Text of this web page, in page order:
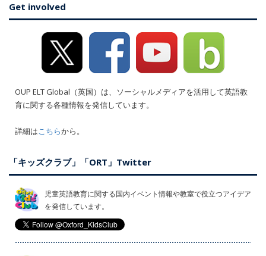
Get involved
OUP ELT Global（英国）は、ソーシャルメディアを活用して英語教
育に関する各種情報を発信しています。
詳細はこちらから。
「キッズクラブ」「ORT」Twitter
児童英語教育に関する国内イベント情報や教室で役立つアイデア
を発信しています。